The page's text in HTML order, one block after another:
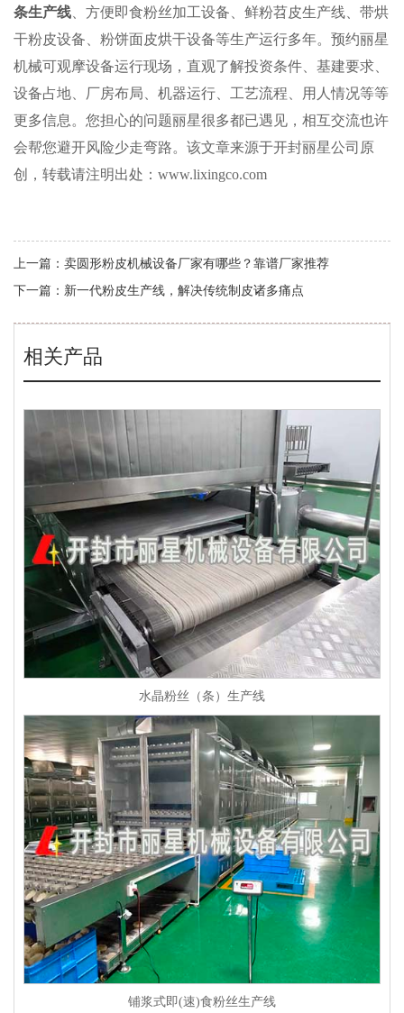
条生产线 、方便即食粉丝加工设备、鲜粉苕皮生产线、带烘
干粉皮设备、粉饼面皮烘干设备等生产运行多年。预约丽星
机械可观摩设备运行现场，直观了解投资条件、基建要求、
设备占地、厂房布局、机器运行、工艺流程、用人情况等等
更多信息。您担心的问题丽星很多都已遇见，相互交流也许
会帮您避开风险少走弯路。该文章来源于开封丽星公司原
创，转载请注明出处：www.lixingco.com
上一篇： 卖圆形粉皮机械设备厂家有哪些？靠谱厂家推荐
下一篇： 新一代粉皮生产线，解决传统制皮诸多痛点
相关产品
水晶粉丝（条）生产线
铺浆式即(速)食粉丝生产线